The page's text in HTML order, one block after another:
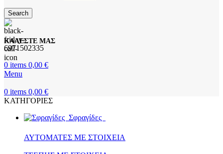
Search
ΚΑΛΕΣΤΕ ΜΑΣ
6971502335
0 items 0,00 €
Menu
0 items 0,00 €
ΚΑΤΗΓΟΡΙΕΣ
Σφραγίδες
ΑΥΤΟΜΑΤΕΣ ΜΕ ΣΤΟΙΧΕΙΑ